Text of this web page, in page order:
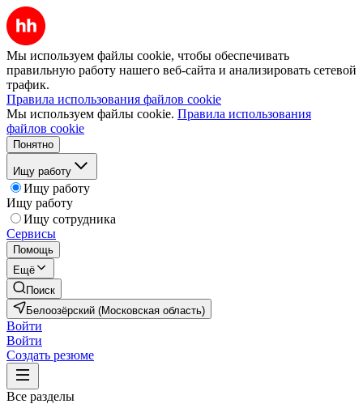
Мы используем файлы cookie, чтобы обеспечивать
правильную работу нашего веб-сайта и анализировать сетевой
трафик.
Правила использования файлов cookie
Мы используем файлы cookie. Правила использования
файлов cookie
Понятно
Ищу работу
Ищу работу
Ищу работу
Ищу сотрудника
Сервисы
Помощь
Ещё
Поиск
Белоозёрский (Московская область)
Войти
Войти
Создать резюме
Все разделы